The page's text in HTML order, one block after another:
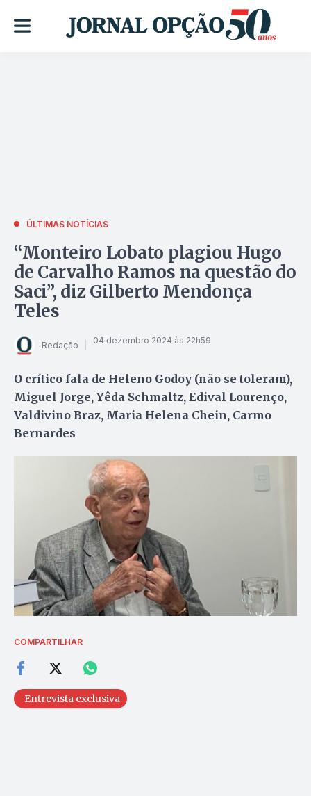
ÚLTIMAS NOTÍCIAS
“Monteiro Lobato plagiou Hugo
de Carvalho Ramos na questão do
Saci”, diz Gilberto Mendonça
Teles
Redação 04 dezembro 2024 às 22h59
O crítico fala de Heleno Godoy (não se toleram),
Miguel Jorge, Yêda Schmaltz, Edival Lourenço,
Valdivino Braz, Maria Helena Chein, Carmo
Bernardes
COMPARTILHAR
Entrevista exclusiva